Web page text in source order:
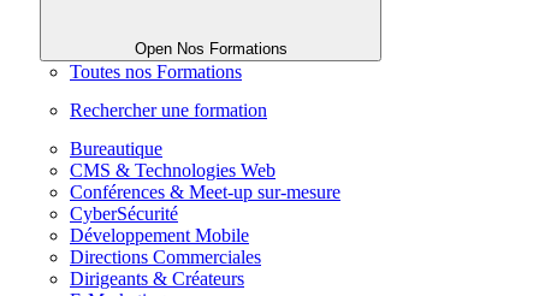
Open Nos Formations
Toutes nos Formations
Rechercher une formation
Bureautique
CMS & Technologies Web
Conférences & Meet-up sur-mesure
CyberSécurité
Développement Mobile
Directions Commerciales
Dirigeants & Créateurs